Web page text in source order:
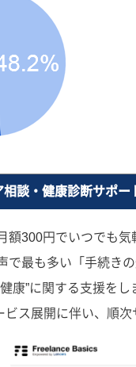
談・健康診断サポー
額300円でいつでも
で最も多い「手続き
康”に関する支援をし
ビス展開に伴い、順